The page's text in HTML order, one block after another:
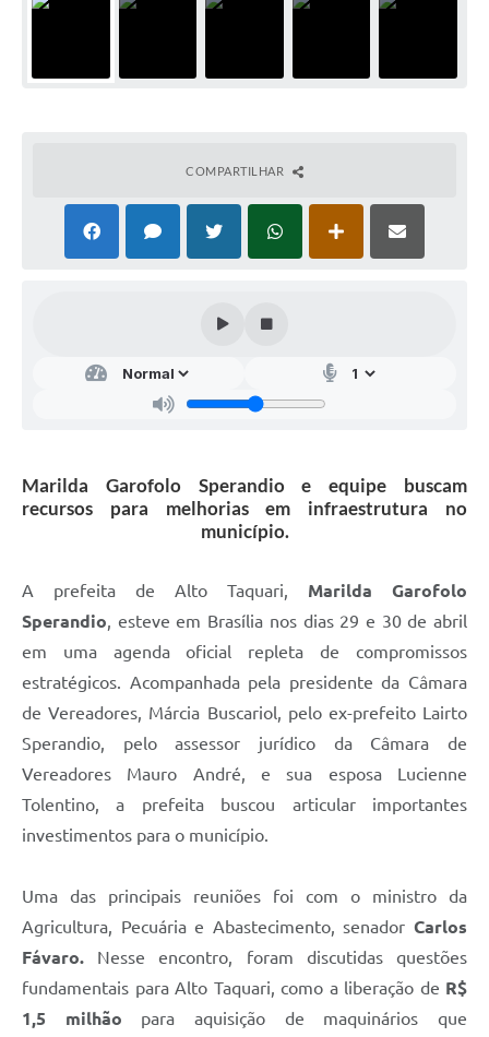
COMPARTILHAR
Marilda Garofolo Sperandio e equipe buscam
recursos para melhorias em infraestrutura no
município.
A prefeita de Alto Taquari, Marilda Garofolo
Sperandio , esteve em Brasília nos dias 29 e 30 de abril
em uma agenda oficial repleta de compromissos
estratégicos. Acompanhada pela presidente da Câmara
de Vereadores, Márcia Buscariol, pelo ex-prefeito Lairto
Sperandio, pelo assessor jurídico da Câmara de
Vereadores Mauro André, e sua esposa Lucienne
Tolentino, a prefeita buscou articular importantes
investimentos para o município.
Uma das principais reuniões foi com o ministro da
Agricultura, Pecuária e Abastecimento, senador Carlos
Fávaro. Nesse encontro, foram discutidas questões
fundamentais para Alto Taquari, como a liberação de R$
1,5 milhão para aquisição de maquinários que